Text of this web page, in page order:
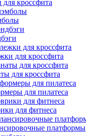
кроссфита
для кроссфита
для кроссфита
для пилатеса
для фитнеса
платформы